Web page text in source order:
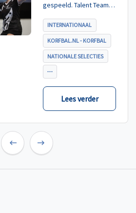
gespeeld. Talent TeamNL
poule A, met Nieuw-
Zeeland, Hong Kong
China en India. De eerste
wedstrijd, tegen Nieuw-
Zeeland U21, werd zoals
verwacht met ruime
cijfers gewonnen.
INTERNATIONAAL
KORFBAL.NL - KORFBAL
NATIONALE SELECTIES
Lees verder